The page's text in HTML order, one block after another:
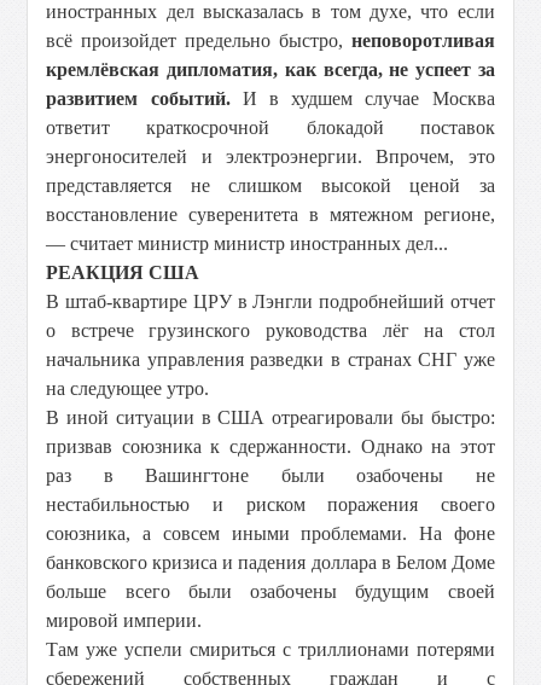
иностранных дел высказалась в том духе, что если
всё произойдет предельно быстро, неповоротливая
кремлёвская дипломатия, как всегда, не успеет за
развитием событий.И в худшем случае Москва
ответит краткосрочной блокадой поставок
энергоносителей и электроэнергии. Впрочем, это
представляется не слишком высокой ценой за
восстановление суверенитета в мятежном регионе,
— считает министр министр иностранных дел...
РЕАКЦИЯ США
В штаб-квартире ЦРУ в Лэнгли подробнейший отчет
о встрече грузинского руководства лёг на стол
начальника управления разведки в странах СНГ уже
на следующее утро.
В иной ситуации в США отреагировали бы быстро:
призвав союзника к сдержанности. Однако на этот
раз в Вашингтоне были озабочены не
нестабильностью и риском поражения своего
союзника, а совсем иными проблемами. На фоне
банковского кризиса и падения доллара в Белом Доме
больше всего были озабочены будущим своей
мировой империи.
Там уже успели смириться с триллионами потерями
сбережений собственных граждан и с